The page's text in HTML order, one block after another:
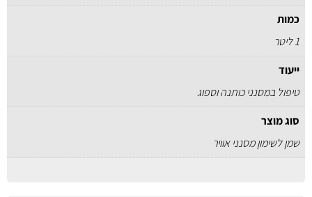
כמות
1 ליטר
ייעוד
טיפול במסנני כותנה וספוג
סוג מוצר
שמן לשימון מסנני אוויר